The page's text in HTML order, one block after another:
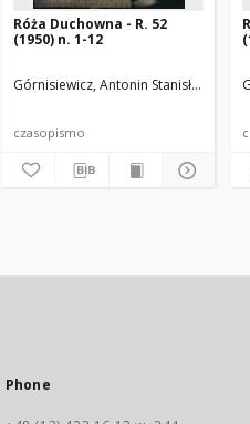
1948). Red.
Róża Duchowna - R. 52
(1950) n. 1-12
Górnisiewicz, Antonin Stanisław
czasopismo
Phone